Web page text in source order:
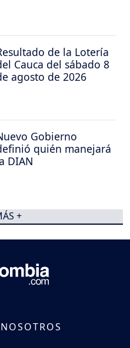
de la Lotería
Cauca del sábado 8
agosto de 2026
Gobierno
quién manejará
DIAN
+